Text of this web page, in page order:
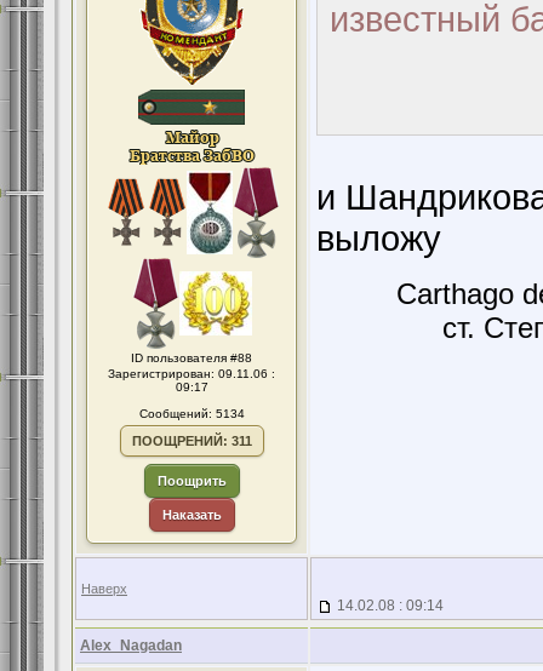
ID пользователя #88
Зарегистрирован: 09.11.06 :
09:17
Сообщений: 5134
ПООЩРЕНИЙ: 311
Поощрить
Наказать
известный
и
выложу
Carthago
ст.
Наверх
14.02.08 : 09:14
Alex_Nagadan